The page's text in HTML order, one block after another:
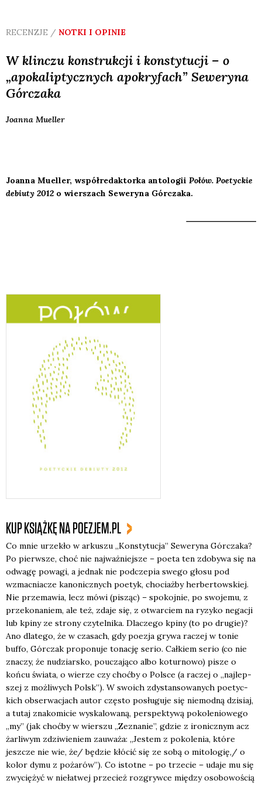
RECENZJE / NOTKI I OPINIE
W klinczu konstrukcji i konstytucji – o
„apokaliptycznych apokryfach” Seweryna
Górczaka
Joanna Mueller
Joanna Mueller, współredaktorka antologii Połów. Poetyckie
debiuty 2012 o wierszach Seweryna Górczaka.
KUP KSIĄŻKĘ NA POEZJEM.PL
Co mnie urze­kło w arku­szu „Kon­sty­tu­cja” Sewe­ry­na Gór­cza­ka?
Po pierw­sze, choć nie naj­waż­niej­sze – poeta ten zdo­by­wa się na
odwa­gę powa­gi, a jed­nak nie pod­cze­pia swe­go gło­su pod
wzmac­nia­cze kano­nicz­nych poetyk, cho­ciaż­by her­ber­tow­skiej.
Nie prze­ma­wia, lecz mówi (pisząc) – spo­koj­nie, po swo­je­mu, z
prze­ko­na­niem, ale też, zda­je się, z otwar­ciem na ryzy­ko nega­cji
lub kpi­ny ze stro­ny czy­tel­ni­ka. Dla­cze­go kpi­ny (to po dru­gie)?
Ano dla­te­go, że w cza­sach, gdy poezja gry­wa raczej w tonie
buf­fo, Gór­czak pro­po­nu­je tona­cję serio. Cał­kiem serio (co nie
zna­czy, że nudziar­sko, poucza­ją­co albo kotur­no­wo) pisze o
koń­cu świa­ta, o wie­rze czy choć­by o Pol­sce (a raczej o „naj­lep­
szej z moż­li­wych Polsk”). W swo­ich zdy­stan­so­wa­nych poetyc­
kich obser­wa­cjach autor czę­sto posłu­gu­je się nie­mod­ną dzi­siaj,
a tutaj zna­ko­mi­cie wyska­lo­wa­ną, per­spek­ty­wą poko­le­nio­we­go
„my” (jak choć­by w wier­szu „Zezna­nie”, gdzie z iro­nicz­nym acz
żar­li­wym zdzi­wie­niem zauwa­ża: „Jestem z poko­le­nia, któ­re
jesz­cze nie wie, że/ będzie kłó­cić się ze sobą o mitologię,/ o
kolor dymu z poża­rów”). Co istot­ne – po trze­cie – uda­je mu się
zwy­cię­żyć w nie­ła­twej prze­cież roz­gryw­ce mię­dzy oso­bo­wo­ścią